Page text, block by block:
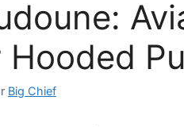
Hooded
Big Chief